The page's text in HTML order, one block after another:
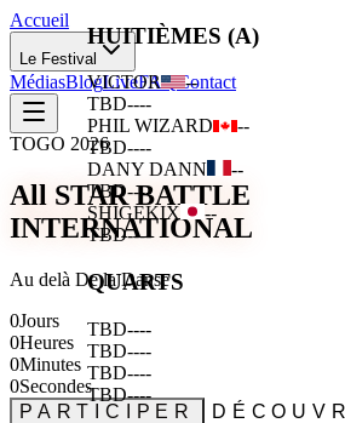
Accueil
Le Festival
MédiasBlogLiveFAQContact
TOGO 2026
All STAR BATTLE
INTERNATIONAL
Au delà De la Danse
0Jours
0Heures
0Minutes
0Secondes
PARTICIPER
HUITIÈMES (A)
VICTOR
--
TBD----
PHIL WIZARD
--
TBD----
DANY DANN
--
TBD----
SHIGEKIX
--
TBD----
QUARTS
TBD----
TBD----
TBD----
TBD----